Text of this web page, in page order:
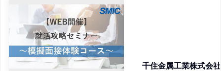
千住金属工業株式会社